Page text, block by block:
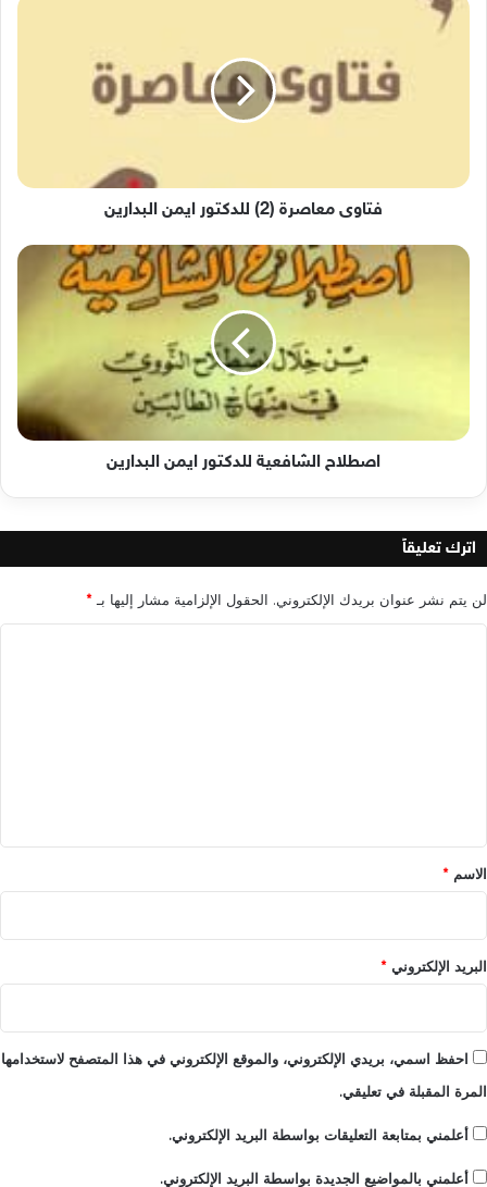
معاصرة
فتاوى معاصرة (2) للدكتور ايمن البدارين
اصطلاح
اصطلاح الشافعية للدكتور ايمن البدارين
اترك تعليقاً
لن يتم نشر عنوان بريدك الإلكتروني. الحقول الإلزامية مشار إليها بـ*
*
الاسم *
البريد الإلكتروني *
احفظ اسمي، بريدي الإلكتروني، والموقع الإلكتروني في هذا المتصفح لاستخدامها
المرة المقبلة في تعليقي.
أعلمني بمتابعة التعليقات بواسطة البريد الإلكتروني.
أعلمني بالمواضيع الجديدة بواسطة البريد الإلكتروني.